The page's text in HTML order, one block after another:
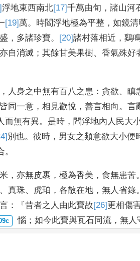
浮地東西南北[17]千萬由旬 ， 諸山河
[19]萬。 時閻浮地極為平整 ， 如鏡清
， 多諸珍寶。 [20]諸村落相近 ， 鷄
自消滅 ； 其餘甘美果樹、 香氣殊好
， 人身之中無有百八之患 ： 貪欲、 瞋
皆同一意 ， 相見歡悅 ， 善言相向。 言
而無有異。 是時 ， 閻浮地內人民大
別 也。 彼時 ， 男女之類意欲大小便
。
， 亦無皮裹 ， 極為香美 ， 食無患苦。
、 真珠、 虎珀 ， 各散在地 ， 無人省錄。
：『 昔者之人由此寶故[26] 更相傷
惱 ；如今此寶與瓦石同流 ，無人